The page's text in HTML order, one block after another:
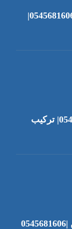
شركة تنظيف مسابح في عجمان |0545681606|
بناء مظلات في الفجيرة |0545681606| تركيب